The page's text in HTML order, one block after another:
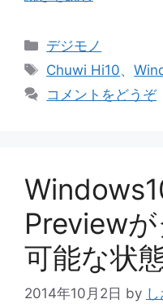
カ
テ
リ
デジモノ
タ
Chuwi Hi10、
コメントをどうぞ
Preview
可能な状態
2014年10月2日 by